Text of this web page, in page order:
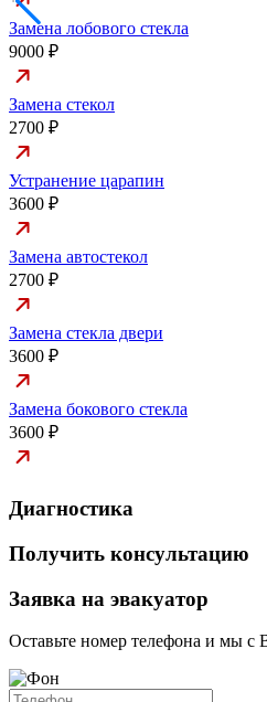
Замена лобового стекла
9000 ₽
Замена стекол
2700 ₽
Устранение царапин
3600 ₽
Замена автостекол
2700 ₽
Замена стекла двери
3600 ₽
Замена бокового стекла
3600 ₽
Диагностика
Получить консультацию
Заявка на эвакуатор
Оставьте номер телефона и мы с